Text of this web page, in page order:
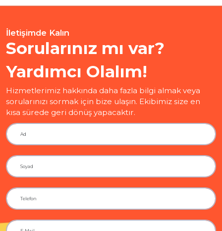
İletişimde Kalın
Sorularınız mı var?
Yardımcı Olalım!
Hizmetlerimiz hakkında daha fazla bilgi almak veya
sorularınızı sormak için bize ulaşın. Ekibimiz size en
kısa sürede geri dönüş yapacaktır.